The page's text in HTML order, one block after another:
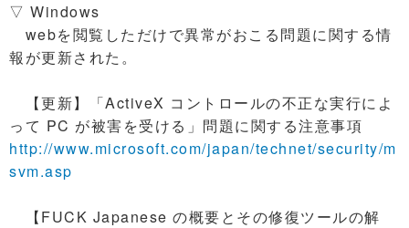
▽ Windows
webを閲覧しただけで異常がおこる問題に関する情
報が更新された。
【更新】「ActiveX コントロールの不正な実行によ
って PC が被害を受ける」問題に関する注意事項
http://www.microsoft.com/japan/technet/security/m
svm.asp
【FUCK Japanese の概要とその修復ツールの解